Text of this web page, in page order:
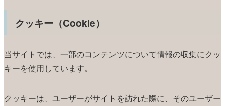
クッキー（Cookie）
当サイトでは、一部のコンテンツについて情報の収集にクッ
キーを使用しています。
クッキーは、ユーザーがサイトを訪れた際に、そのユーザー